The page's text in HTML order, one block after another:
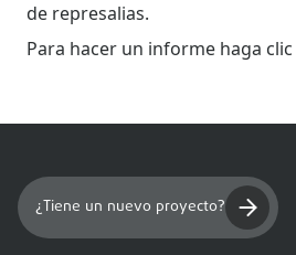
de represalias.
Para hacer un informe haga clic
¿Tiene un nuevo proyecto?